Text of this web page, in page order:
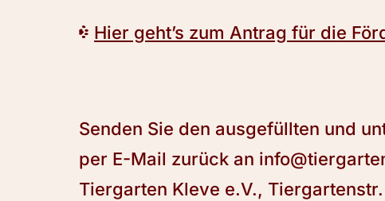
Hier geht’s zum Antrag für die
Senden Sie den ausgefüllten und
per E-Mail zurück an
Tiergarten Kleve e.V.,